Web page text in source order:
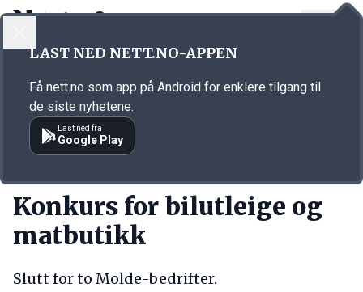
Annonsørinnhold
Konkurs for bilutleige og
matbutikk
Slutt for to Molde-bedrifter.
LAST NED NETT.NO-APPEN
Få nett.no som app på Android for enklere tilgang til
de siste nyhetene.
Last ned fra
Google Play